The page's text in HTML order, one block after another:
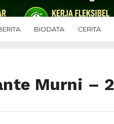
BIODATA CERITA
Murni – 2